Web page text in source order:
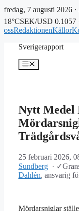
fredag, 7 augusti 2026 ·
18°CSEK/USD 0.1057
ossRedaktionenKällor
Sverigerapport
Meny
Nytt Medel
25 februari 2026,
Sundberg · ✓
Dahlén, ansvarig
Mördarsniglar